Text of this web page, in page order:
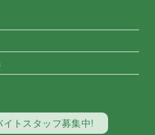
イトスタッフ募集中!